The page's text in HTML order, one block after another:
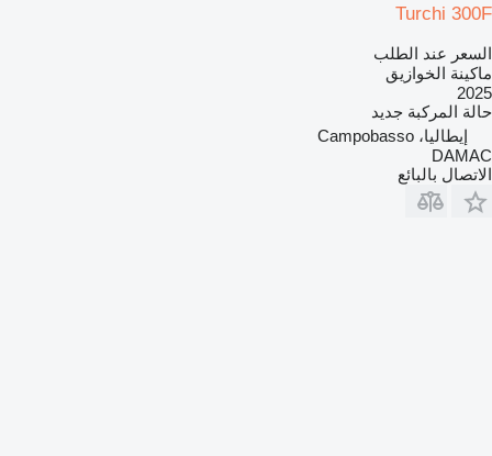
Turchi 300F
السعر عند الطلب
ماكينة الخوازيق
2025
حالة المركبة جديد
إيطاليا، Campobasso
DAMAC
الاتصال بالبائع